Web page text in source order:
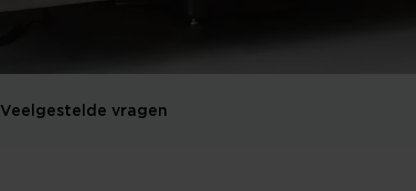
Veelgestelde vragen